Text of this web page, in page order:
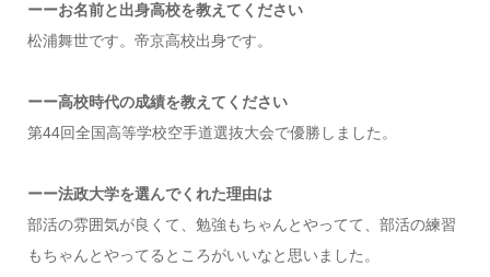
ーーお名前と出身高校を教えてください
松浦舞世です。帝京高校出身です。
ーー高校時代の成績を教えてください
第44回全国高等学校空手道選抜大会で優勝しました。
ーー法政大学を選んでくれた理由は
部活の雰囲気が良くて、勉強もちゃんとやってて、部活の練習
もちゃんとやってるところがいいなと思いました。